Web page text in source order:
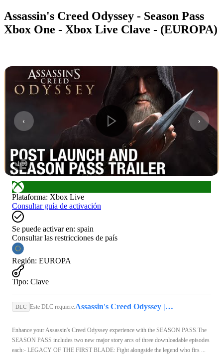
Assassin's Creed Odyssey - Season Pass
Xbox One - Xbox Live Clave - (EUROPA)
1/10
Plataforma: Xbox Live
Consultar guía de activación
Se puede activar en: spain
Consultar las restricciones de país
Región: EUROPA
Tipo: Clave
DLC Este DLC requiere: Assassin's Creed Odyssey | Standard Edition (Xbox One) - Xbox Live Account - GLOBAL
Enhance your Assassin's Creed Odyssey experience with the SEASON PASS.The
SEASON PASS includes two new major story arcs of three downloadable episodes
each:- LEGACY OF THE FIRST BLADE: Fight alongside the legend who firs ...